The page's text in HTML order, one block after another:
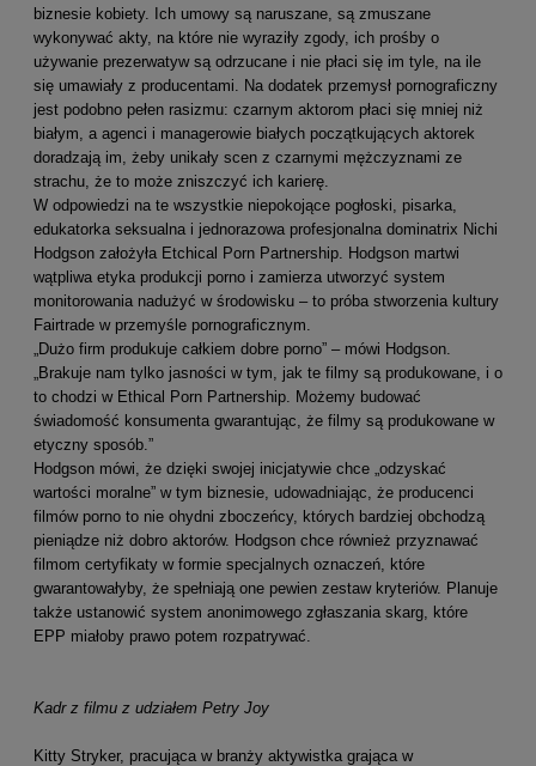
biznesie kobiety. Ich umowy są naruszane, są zmuszane
wykonywać akty, na które nie wyraziły zgody, ich prośby o
używanie prezerwatyw są odrzucane i nie płaci się im tyle, na ile
się umawiały z producentami. Na dodatek przemysł pornograficzny
jest podobno pełen rasizmu: czarnym aktorom płaci się mniej niż
białym, a agenci i managerowie białych początkujących aktorek
doradzają im, żeby unikały scen z czarnymi mężczyznami ze
strachu, że to może zniszczyć ich karierę.
W odpowiedzi na te wszystkie niepokojące pogłoski, pisarka,
edukatorka seksualna i jednorazowa profesjonalna dominatrix Nichi
Hodgson założyła Etchical Porn Partnership. Hodgson martwi
wątpliwa etyka produkcji porno i zamierza utworzyć system
monitorowania nadużyć w środowisku – to próba stworzenia kultury
Fairtrade w przemyśle pornograficznym.
„Dużo firm produkuje całkiem dobre porno” – mówi Hodgson.
„Brakuje nam tylko jasności w tym, jak te filmy są produkowane, i o
to chodzi w Ethical Porn Partnership. Możemy budować
świadomość konsumenta gwarantując, że filmy są produkowane w
etyczny sposób.”
Hodgson mówi, że dzięki swojej inicjatywie chce „odzyskać
wartości moralne” w tym biznesie, udowadniając, że producenci
filmów porno to nie ohydni zboczeńcy, których bardziej obchodzą
pieniądze niż dobro aktorów. Hodgson chce również przyznawać
filmom certyfikaty w formie specjalnych oznaczeń, które
gwarantowałyby, że spełniają one pewien zestaw kryteriów. Planuje
także ustanowić system anonimowego zgłaszania skarg, które
EPP miałoby prawo potem rozpatrywać.
Kadr z filmu z udziałem Petry Joy
Kitty Stryker, pracująca w branży aktywistka grająca w